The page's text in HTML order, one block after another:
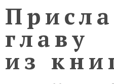
главу
из